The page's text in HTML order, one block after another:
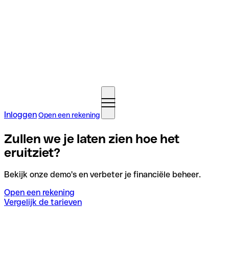
InloggenOpen een rekening
Zullen we je laten zien hoe het
eruitziet?
Bekijk onze demo's en verbeter je financiële beheer.
Open een rekening
Vergelijk de tarieven